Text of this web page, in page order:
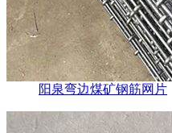
阳泉弯边煤矿钢筋网片